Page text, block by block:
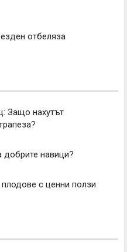
отбеляза
Защо нахутът
навици?
с ценни ползи